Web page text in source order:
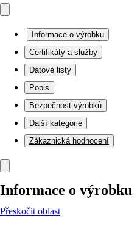
Informace o výrobku
Certifikáty a služby
Datové listy
Popis
Bezpečnost výrobků
Další kategorie
Zákaznická hodnocení
Informace o výrobku
Přeskočit oblast